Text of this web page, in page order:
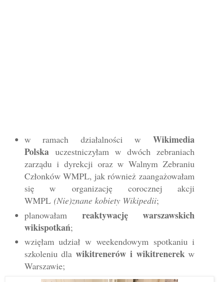
w ramach działalności wWikimedia
Polskauczestniczyłam w dwóch zebraniach
zarządu i dyrekcji oraz w Walnym Zebraniu
Członków WMPL, jak równieżzaangażowałam
się w
organizację corocznej akcji
WMPL (Nie)znane kobiety Wikipedii;
planowałam reaktywację
warszawskich
wikispotkań;
wzięłam udział w weekendowym spotkaniu i
szkoleniu dlawikitrenerów i wikitrenerekw
Warszawie;